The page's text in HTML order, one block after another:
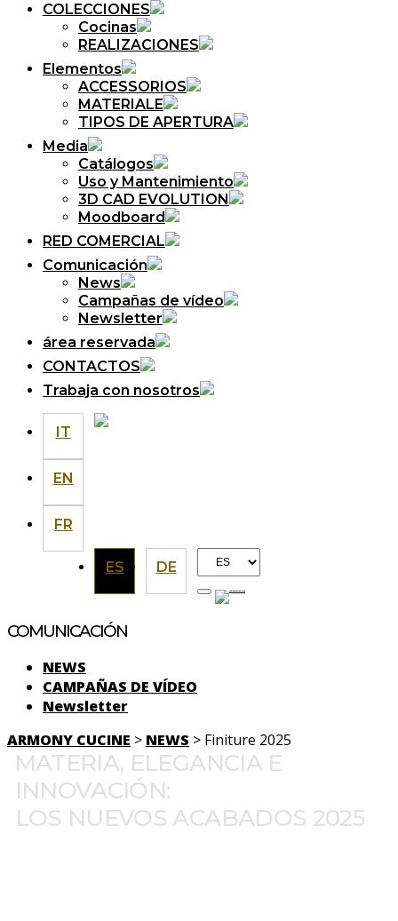
COLECCIONES
Cocinas
REALIZACIONES
Elementos
ACCESSORIOS
MATERIALE
TIPOS DE APERTURA
Media
Catálogos
Uso y Mantenimiento
3D CAD EVOLUTION
Moodboard
RED COMERCIAL
Comunicación
News
Campañas de vídeo
Newsletter
área reservada
CONTACTOS
Trabaja con nosotros
IT
EN
FR
ES DE
Elegir
un
idioma
COMUNICACIÓN
NEWS
CAMPAÑAS DE VÍDEO
Newsletter
ARMONY CUCINE > NEWS > Finiture 2025
MATERIA, ELEGANCIA E
INNOVACIÓN:
LOS NUEVOS ACABADOS 2025